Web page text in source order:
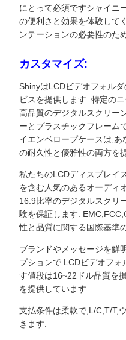
にとって必須ですシャイニ
の便利さと効果を体験して
ンテーションの必要性のた
カスタマイズ:
ShinyはLCDビデオフォル
ビスを提供します. 特定の
高品質のデジタルスクリー
ーとプラスチックフレーム
イエンベロープケースは,
の耐久性と優雅性の両方を
私たちのLCDディスプレイ
を含む人気のあるオーディ
16:9比率のデジタルスクリ
験を保証します.
性と品質に関する国際基準
ブランドやメッセージを鮮
プションで LCDビデオフォ
す値段は16~22ドル品質を
を提供しています
支払条件は柔軟で,L/C,T/T,
きます.